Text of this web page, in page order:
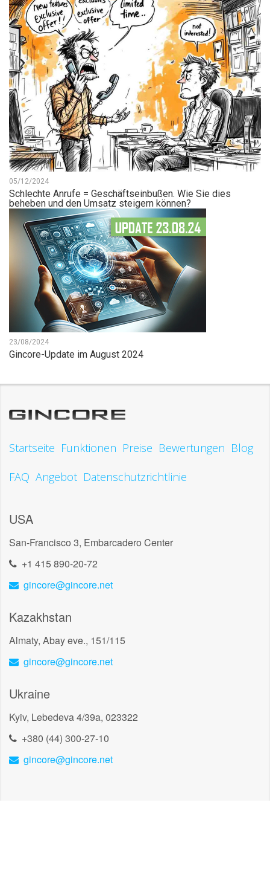
05/12/2024
Schlechte Anrufe = Geschäftseinbußen. Wie Sie dies
beheben und den Umsatz steigern können?
23/08/2024
Gincore-Update im August 2024
Startseite Funktionen Preise Bewertungen Blog
FAQ Angebot Datenschutzrichtlinie
USA
San-Francisco 3, Embarcadero Center
+1 415 890-20-72
gincore@gincore.net
Kazakhstan
Almaty, Abay eve., 151/115
gincore@gincore.net
Ukraine
Kyiv, Lebedeva 4/39a, 023322
+380 (44) 300-27-10
gincore@gincore.net